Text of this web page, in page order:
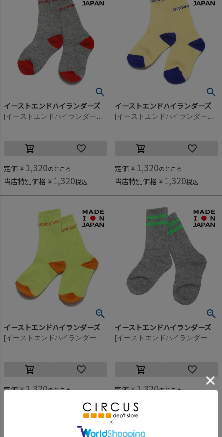
イーストエンドハイランダーズ
定価 ¥ 1,320のところ
当店特別価格 ¥ 1,320税込
イーストエンドハイランダーズ
定価 ¥ 1,320のところ
当店特別価格 ¥ 1,320税込
イーストエンドハイランダーズ
定価 ¥1,320のところ
税込
イーストエンドハイランダーズ
定価 ¥1,320のところ
当店特別価格